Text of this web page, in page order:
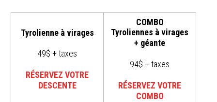
Tyrolienne à virages
49$ + taxes
RÉSERVEZ VOTRE
DESCENTE
COMBO
Tyroliennes à virages
+ géante
94$ + taxes
RÉSERVEZ VOTRE
COMBO